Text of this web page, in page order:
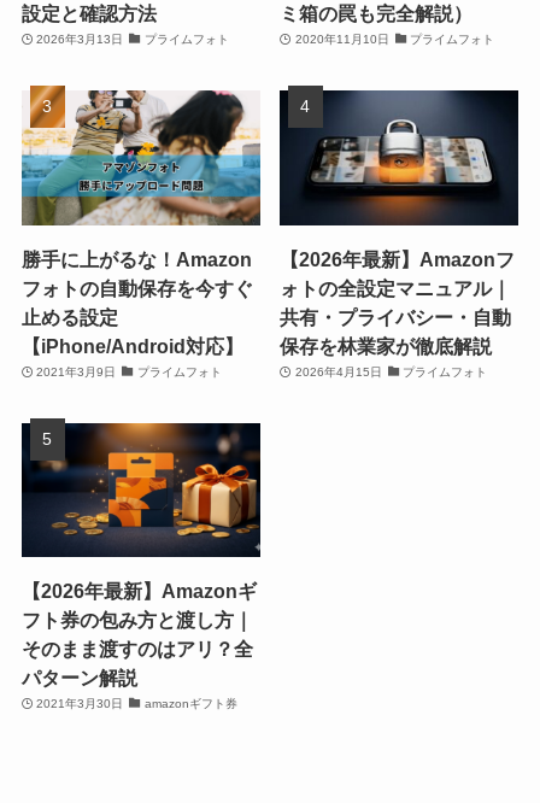
設定と確認方法
2026年3月13日 プライムフォト
ミ箱の罠も完全解説）
2020年11月10日 プライムフォト
勝手に上がるな！Amazon
フォトの自動保存を今すぐ
止める設定
【iPhone/Android対応】
2021年3月9日 プライムフォト
【2026年最新】Amazonフ
ォトの全設定マニュアル｜
共有・プライバシー・自動
保存を林業家が徹底解説
2026年4月15日 プライムフォト
【2026年最新】Amazonギ
フト券の包み方と渡し方｜
そのまま渡すのはアリ？全
パターン解説
2021年3月30日 amazonギフト券